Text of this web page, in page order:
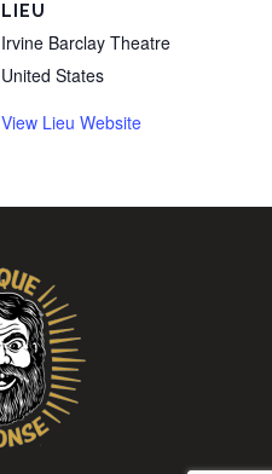
LIEU
Irvine Barclay Theatre
United States
View Lieu Website